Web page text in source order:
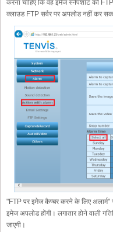
करना चाहिए कि वह इमेज स्नैपशॉट को
क्लाउड FTP सर्वर पर अपलोड नहीं कर
"FTP पर इमेज कैप्चर करने के लिए अलार्म"
इमेज अपलोड होंगी। लगातार होने वाली
जाएगी।